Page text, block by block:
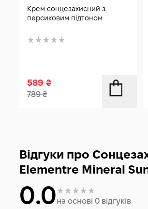
50+ PA++++ 50 мл
Крем сонцезахисний з
персиковим підтоном
589 ₴
789₴
Відгуки про
Elementre Mineral
0.0на основі 0 відгуків